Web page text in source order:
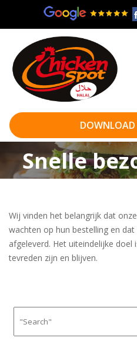
content
Snelle
Wij vinden het belangrijk dat
wachten op hun bestelling en
afgeleverd. Het uiteindelijke doel
tevreden zijn en blijven.